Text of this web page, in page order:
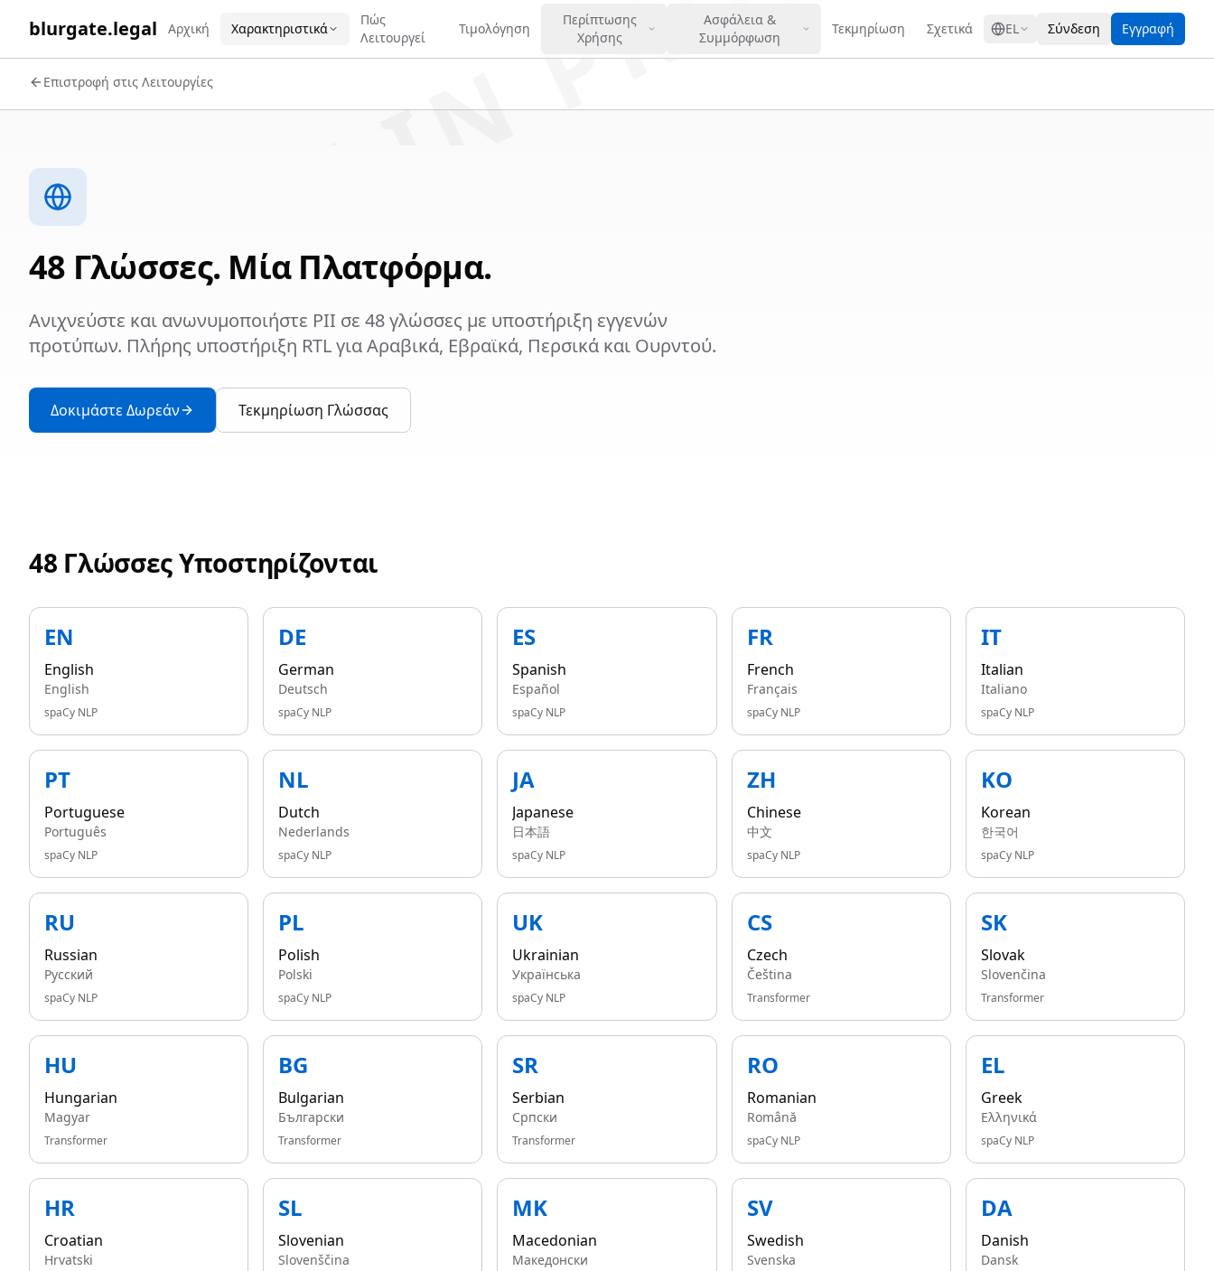
blurgate.legal Αρχική Χαρακτηριστικά
Πώς
Λειτουργεί
Τιμολόγηση
Περίπτωσης
Χρήσης
Ασφάλεια &
Συμμόρφωση
Τεκμηρίωση Σχετικά EL Σύνδεση Εγγραφή
Επιστροφή στις Λειτουργίες
48 Γλώσσες. Μία Πλατφόρμα.
Ανιχνεύστε και ανωνυμοποιήστε PII σε 48 γλώσσες με υποστήριξη εγγενών
προτύπων. Πλήρης υποστήριξη RTL για Αραβικά, Εβραϊκά, Περσικά και Ουρντού.
Δοκιμάστε Δωρεάν Τεκμηρίωση Γλώσσας
48 Γλώσσες Υποστηρίζονται
EN
English
English
spaCy NLP
DE
German
Deutsch
spaCy NLP
ES
Spanish
Español
spaCy NLP
FR
French
Français
spaCy NLP
IT
Italian
Italiano
spaCy NLP
PT
Portuguese
Português
spaCy NLP
NL
Dutch
Nederlands
spaCy NLP
JA
Japanese
日本語
spaCy NLP
ZH
Chinese
中文
spaCy NLP
KO
Korean
한국어
spaCy NLP
RU
Russian
Русский
spaCy NLP
PL
Polish
Polski
spaCy NLP
UK
Ukrainian
Українська
spaCy NLP
CS
Czech
Čeština
Transformer
SK
Slovak
Slovenčina
Transformer
HU
Hungarian
Magyar
Transformer
BG
Bulgarian
Български
Transformer
SR
Serbian
Српски
Transformer
RO
Romanian
Română
spaCy NLP
EL
Greek
Ελληνικά
spaCy NLP
HR
Croatian
Hrvatski
SL
Slovenian
Slovenščina
MK
Macedonian
Македонски
SV
Swedish
Svenska
DA
Danish
Dansk